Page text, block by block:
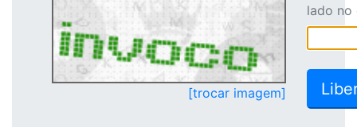
[trocar imagem]
lado no